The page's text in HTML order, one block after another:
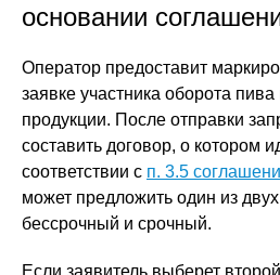
основании
Оператор предоставит
заявке участника оборота
продукции. После отправки
составить договор, о котором
соответствии с п. 3.5
может предложить один из
бессрочный и срочный.
Если заявитель выберет